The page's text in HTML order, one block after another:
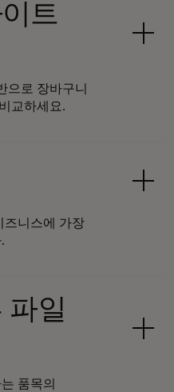
트
으로 장바구니
교하세요.
즈니스에 가장
파일
품목의